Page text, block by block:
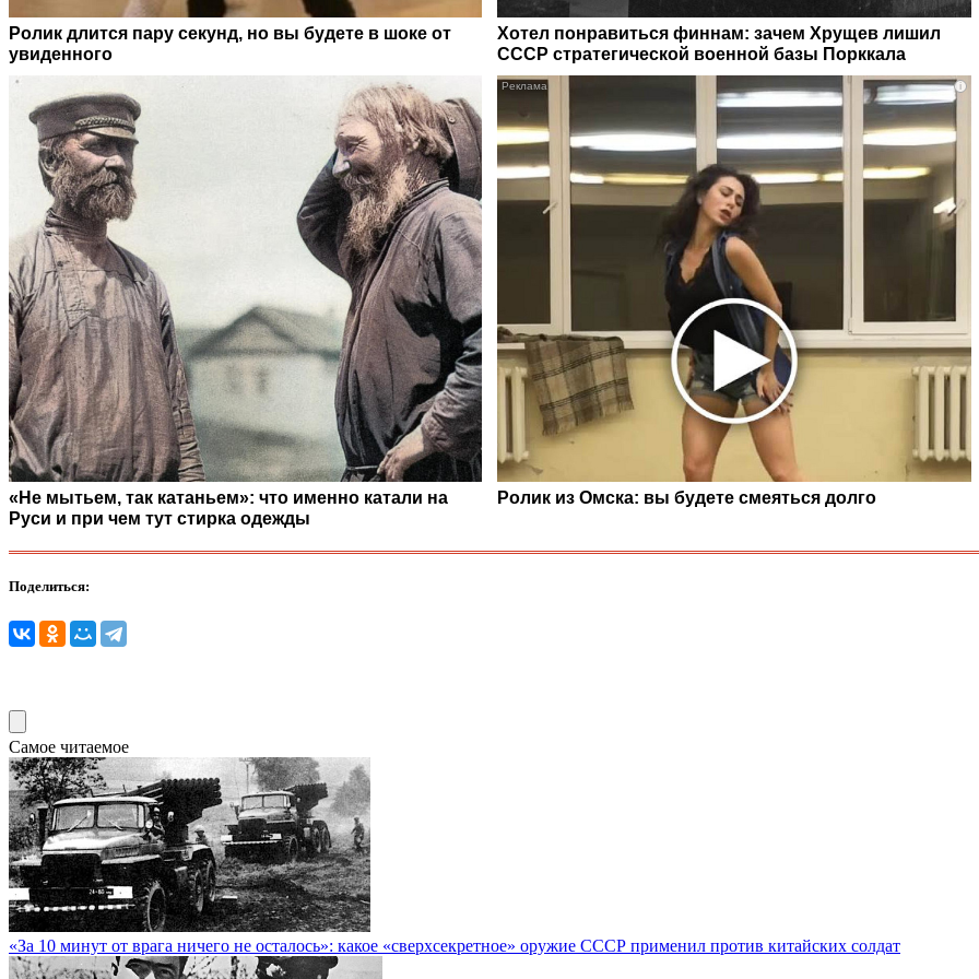
Ролик длится пару секунд, но вы будете в шоке от
увиденного
Хотел понравиться финнам: зачем Хрущев лишил
СССР стратегической военной базы Порккала
«Не мытьем, так катаньем»: что именно катали на
Руси и при чем тут стирка одежды
i
Ролик из Омска: вы будете смеяться долго
Поделиться:
Самое читаемое
«За 10 минут от врага ничего не осталось»: какое «сверхсекретное» оружие СССР применил против китайских солдат